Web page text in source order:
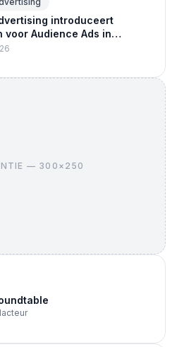
introduceert
voor Audience Ads in
Max
— 300×250